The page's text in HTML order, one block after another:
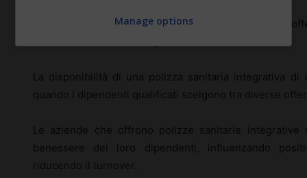
In un mercato del lavoro competitivo, i
La disponibilità di una polizza sanitaria integrativa
quando i dipendenti qualificati scelgono tra diverse
Le aziende che offrono polizze sanitarie
benessere dei loro dipendenti, influenzando
riducendo il turnover.
Manage options